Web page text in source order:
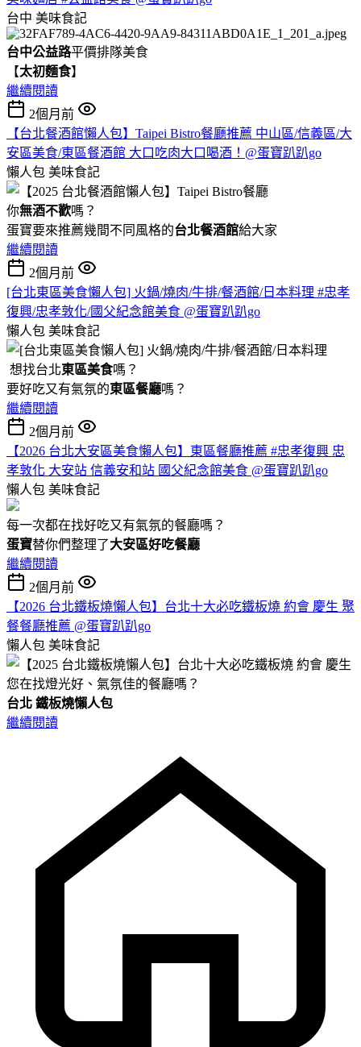
台中 美味食記
台中公益路平價排隊美食
【太初麵食】
繼續閱讀
2個月前
【台北餐酒館懶人包】Taipei Bistro餐廳推薦 中山區/信義區/大
安區美食/東區餐酒館 大口吃肉大口喝酒！@蛋寶趴趴go
懶人包 美味食記
你無酒不歡嗎？
蛋寶要來推薦幾間不同風格的台北餐酒館給大家
繼續閱讀
2個月前
[台北東區美食懶人包] 火鍋/燒肉/牛排/餐酒館/日本料理 #忠孝
復興/忠孝敦化/國父紀念館美食 @蛋寶趴趴go
懶人包 美味食記
想找台北東區美食嗎？
要好吃又有氣氛的東區餐廳嗎？
繼續閱讀
2個月前
【2026 台北大安區美食懶人包】東區餐廳推薦 #忠孝復興 忠
孝敦化 大安站 信義安和站 國父紀念館美食 @蛋寶趴趴go
懶人包 美味食記
每一次都在找好吃又有氣氛的餐廳嗎？
蛋寶替你們整理了大安區好吃餐廳
繼續閱讀
2個月前
【2026 台北鐵板燒懶人包】台北十大必吃鐵板燒 約會 慶生 聚
餐餐廳推薦 @蛋寶趴趴go
懶人包 美味食記
您在找燈光好、氣氛佳的餐廳嗎？
台北 鐵板燒懶人包
繼續閱讀